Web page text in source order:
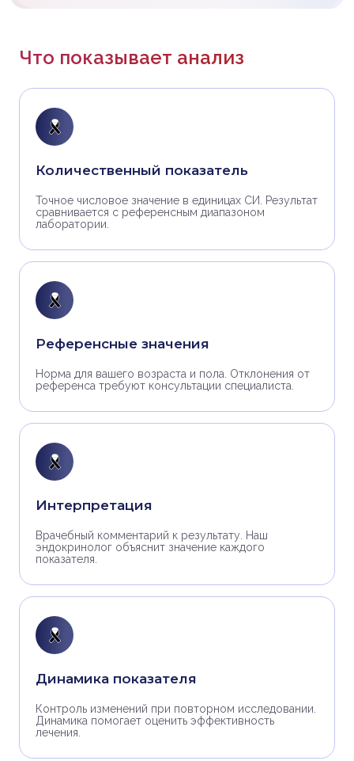
Что показывает анализ
Количественный показатель
Точное числовое значение в единицах СИ. Результат
сравнивается с референсным диапазоном
лаборатории.
Референсные значения
Норма для вашего возраста и пола. Отклонения от
референса требуют консультации специалиста.
Интерпретация
Врачебный комментарий к результату. Наш
эндокринолог объяснит значение каждого
показателя.
Динамика показателя
Контроль изменений при повторном исследовании.
Динамика помогает оценить эффективность
лечения.